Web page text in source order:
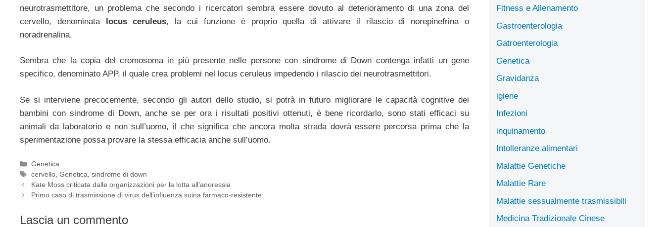
neurotrasmettitore, un problema che secondo i ricercatori sembra essere dovuto al deterioramento di una zona del
cervello, denominata locus ceruleus, la cui funzione è proprio quella di attivare il rilascio di norepinefrina o
noradrenalina.
Sembra che la copia del cromosoma in più presente nelle persone con sindrome di Down contenga infatti un gene
specifico, denominato APP, il quale crea problemi nel locus ceruleus impedendo i rilascio dei neurotrasmettitori.
Se si interviene precocemente, secondo gli autori dello studio, si potrà in futuro migliorare le capacità cognitive dei
bambini con sindrome di Down, anche se per ora i risultati positivi ottenuti, è bene ricordarlo, sono stati efficaci su
animali da laboratorio e non sull’uomo, il che significa che ancora molta strada dovrà essere percorsa prima che la
sperimentazione possa provare la stessa efficacia anche sull’uomo.
Categorie
Genetica
Tag
cervello,Genetica,sindrome di down
Kate Moss criticata dalle organizzazioni per la lotta all’anoressia
Primo caso di trasmissione di virus dell’influenza suina farmaco-resistente
Lascia un commento
Fitness e Allenamento
Gastroenterologia
Gatroenterologia
Genetica
Gravidanza
igiene
Infezioni
inquinamento
Intolleranze alimentari
Malattie Genetiche
Malattie Rare
Malattie sessualmente trasmissibili
Medicina Tradizionale Cinese